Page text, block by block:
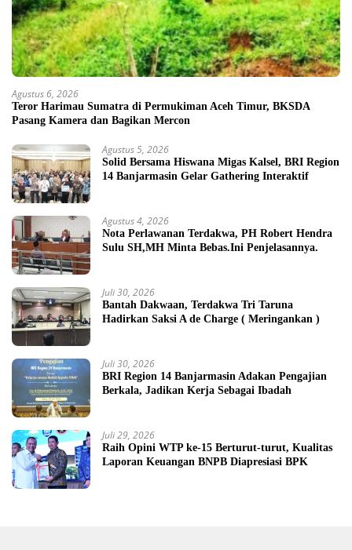
Agustus 6, 2026
Teror Harimau Sumatra di Permukiman Aceh Timur, BKSDA
Pasang Kamera dan Bagikan Mercon
Agustus 5, 2026
Solid Bersama Hiswana Migas Kalsel, BRI Region
14 Banjarmasin Gelar Gathering Interaktif
Agustus 4, 2026
Nota Perlawanan Terdakwa, PH Robert Hendra
Sulu SH,MH Minta Bebas.Ini Penjelasannya.
Juli 30, 2026
Bantah Dakwaan, Terdakwa Tri Taruna
Hadirkan Saksi A de Charge ( Meringankan )
Juli 30, 2026
BRI Region 14 Banjarmasin Adakan Pengajian
Berkala, Jadikan Kerja Sebagai Ibadah
Juli 29, 2026
Raih Opini WTP ke-15 Berturut-turut, Kualitas
Laporan Keuangan BNPB Diapresiasi BPK